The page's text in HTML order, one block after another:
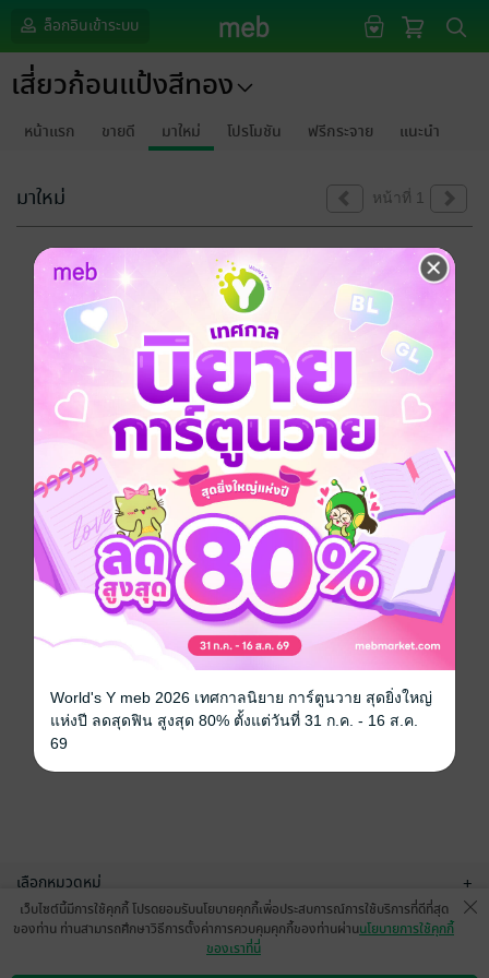
ล็อกอินเข้าระบบ
เสี่ยวก้อนแป้งสีทอง
หน้าแรก ขายดี มาใหม่ โปรโมชัน ฟรีกระจาย แนะนำ
มาใหม่ หน้าที่ 1
ขออภัยด้วยนะคะ
ไม่พบข้อมูลในหัวข้อที่คุณกำลังชมค่ะ
เลือกหมวดหมู่ +
บริการช่วยเหลือ
เว็บไซต์นี้มีการใช้คุกกี้ โปรดยอมรับนโยบายคุกกี้เพื่อประสบการณ์การใช้บริการที่ดีที่สุด
ของท่าน ท่านสามารถศึกษาวิธีการตั้งค่าการควบคุมคุกกี้ของท่านผ่านนโยบายการใช้คุกกี้
ของเราที่นี่
World's Y meb 2026 เทศกาลนิยาย การ์ตูนวาย สุดยิ่งใหญ่
แห่งปี ลดสุดฟิน สูงสุด 80% ตั้งแต่วันที่ 31 ก.ค. - 16 ส.ค.
69